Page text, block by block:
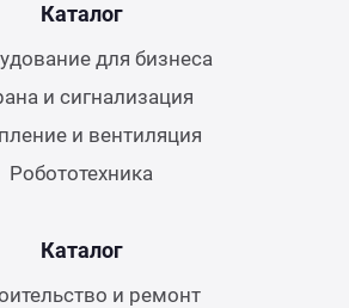
Каталог
для бизнеса
и сигнализация
и вентиляция
Робототехника
Каталог
и ремонт